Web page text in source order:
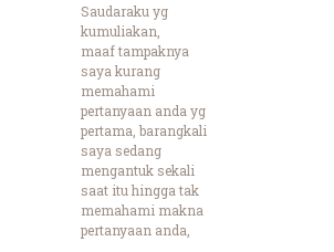
Saudaraku yg
kumuliakan,
maaf tampaknya
saya kurang
memahami
pertanyaan anda yg
pertama, barangkali
saya sedang
mengantuk sekali
saat itu hingga tak
memahami makna
pertanyaan anda,